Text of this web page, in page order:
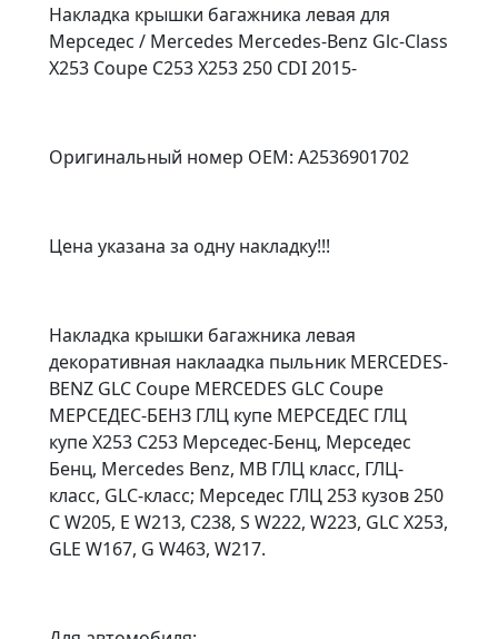
Накладка крышки багажника левая для
Мерседес / Mercedes Mercedes-Benz Glc-Class
X253 Coupe C253 X253 250 CDI 2015-
Оригинальный номер OEM: A2536901702
Цена указана за одну накладку!!!
Накладка крышки багажника левая
декоративная наклаадка пыльник MERCEDES-
BENZ GLC Coupe MERCEDES GLC Coupe
МЕРСЕДЕС-БЕНЗ ГЛЦ купе МЕРСЕДЕС ГЛЦ
купе X253 C253 Мерседес-Бенц, Мерседес
Бенц, Mercedes Benz, MB ГЛЦ класс, ГЛЦ-
класс, GLC-класс; Мерседес ГЛЦ 253 кузов 250
C W205, E W213, C238, S W222, W223, GLC X253,
GLE W167, G W463, W217.